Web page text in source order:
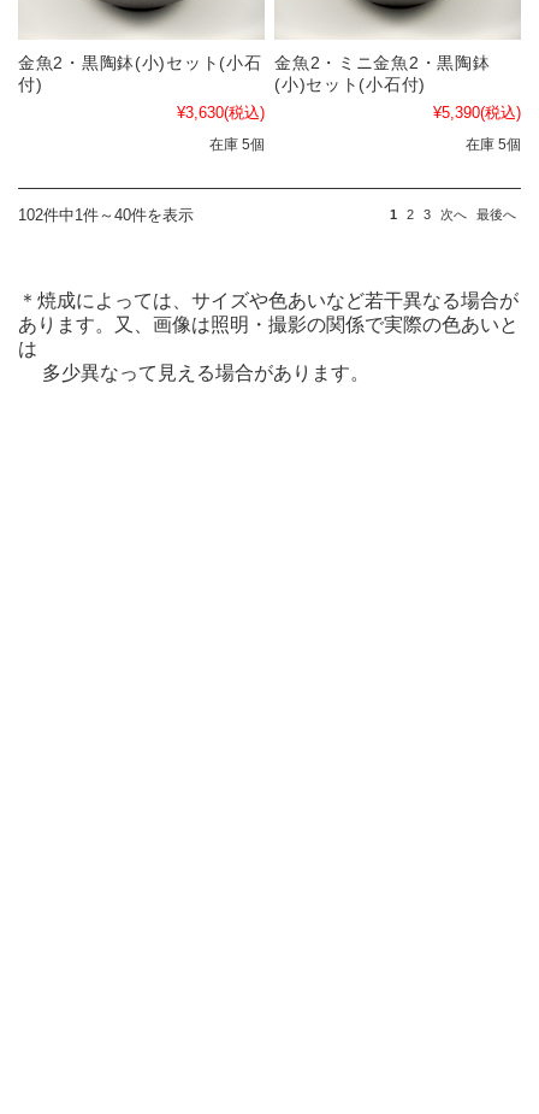
金魚2・黒陶鉢(小)セット(小石
付)
¥3,630(税込)
在庫 5個
金魚2・ミニ金魚2・黒陶鉢
(小)セット(小石付)
¥5,390(税込)
在庫 5個
102件中1件～40件を表示 1 2 3 次へ 最後へ
＊焼成によっては、サイズや色あいなど若干異なる場合が
あります。又、画像は照明・撮影の関係で実際の色あいと
は
多少異なって見える場合があります。